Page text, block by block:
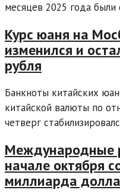
месяцев 2025 года были
Курс юаня на
изменился и
рубля
Банкноты китайских
китайской валюты по
четверг
Международные
начале октября
миллиарда